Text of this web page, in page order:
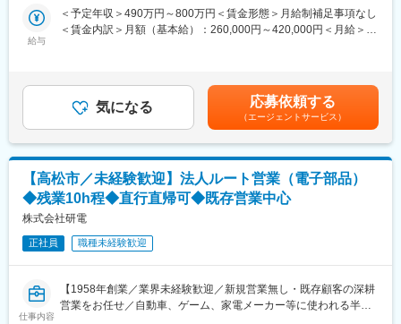
■三信電気株式会社とは：
ン、液晶ディスプレイドライバIC、メモリ等）や電子部品（コネ
クタ、コンデンサ、液晶パネル等）の国内販売・貿易、並びにソ
フト開発やモジュール開発等の技術サポート等を行っています。
＜ソリューション事業＞
官公庁、自治体向けインフラ設計や構築とその運用保守、基幹系
システム用パッケージソフトや個別開発によるカスタマイズ等派
生サービスの提供。
その他、放送局やプロダクション向けに海外仕入先製品を中心と
した映像コンテンツの編集や送出、配信システムの構築を行って
います。
四国エリアの製造業や販売店のお客様に対し、放電加工機・レー
ザー加工機・マシニングセンターなどの工作機械や、PLC・イン
単に製品を販売するのではなく、お客様の生産性向上や省人化、
自動化といった課題に向き合い、最適な設備投資を提案していく
お客様にとっては会社の成長や将来を左右する重要な投資となり
ます。
そのため、日頃のコミュニケーションを通じて信頼関係を構築し
ながら、「お客様が本当に求めていることは何か」を考え、一社
一社に寄り添った提案を行います。
案件によっては提案から導入まで半年以上をかけることもあり、
お客様と二人三脚で設備投資を進めていくことができます。
設備導入後も継続してフォローを行うため、長期的な信頼関係を
築きながら、お客様のものづくりを支えるパートナーとして活躍
できるポジションです。
給与
＜予定年収＞490万円～800万円＜賃金形態＞月給制補足事項なし
＜賃金内訳＞月額（基本給）：260,000円～420,000円＜月給＞
する可能性があります。月給(月額)は固定手当を含めた表記です。
気になる 応募依頼する
（エージェントサービス）
【高松市／未経験歓迎】法人ルート営業（電子部品）
◆残業10h程◆直行直帰可◆既存営業中心
株式会社研電
正社員 職種未経験歓迎
仕事内容
【1958年創業／業界未経験歓迎／新規営業無し・既存顧客の深耕
営業をお任せ／自動車、ゲーム、家電メーカー等に使われる半導